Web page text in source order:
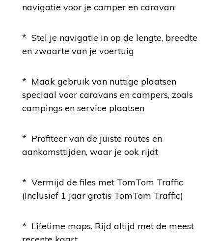
navigatie voor je camper en caravan:
* Stel je navigatie in op de lengte, breedte
en zwaarte van je voertuig
* Maak gebruik van nuttige plaatsen
speciaal voor caravans en campers, zoals
campings en service plaatsen
* Profiteer van de juiste routes en
aankomsttijden, waar je ook rijdt
* Vermijd de files met TomTom Traffic
(Inclusief 1 jaar gratis TomTom Traffic)
* Lifetime maps. Rijd altijd met de meest